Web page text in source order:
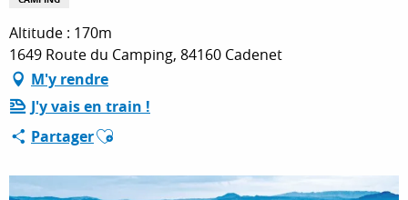
SÉJOURNER
ESPACE PRO
Altitude : 170m
1649 Route du Camping, 84160 Cadenet
M'y rendre
J'y vais en train !
PartagerAjouter aux favoris